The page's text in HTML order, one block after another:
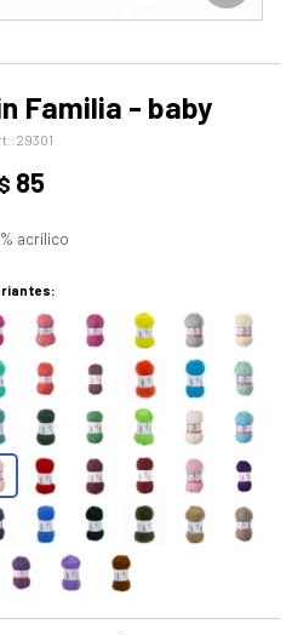
Familia - baby
29301
$ 85
acrílico